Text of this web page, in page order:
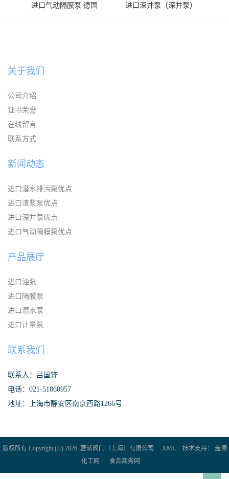
进口气动隔膜泵 德国
进口深井泵（深井泵）
关于我们
公司介绍
证书荣誉
在线留言
联系方式
新闻动态
进口潜水排污泵优点
进口渣浆泵优点
进口深井泵优点
进口气动隔膜泵优点
产品展厅
进口油泵
进口隔膜泵
进口潜水泵
进口计量泵
联系我们
联系人：吕国锋
电话：021-51860957
地址：上海市静安区南京西路1266号
版权所有 Copyright (©) 2026 营派阀门（上海）有限公司 XML 技术支持：
盖德
化工网
食品商务网